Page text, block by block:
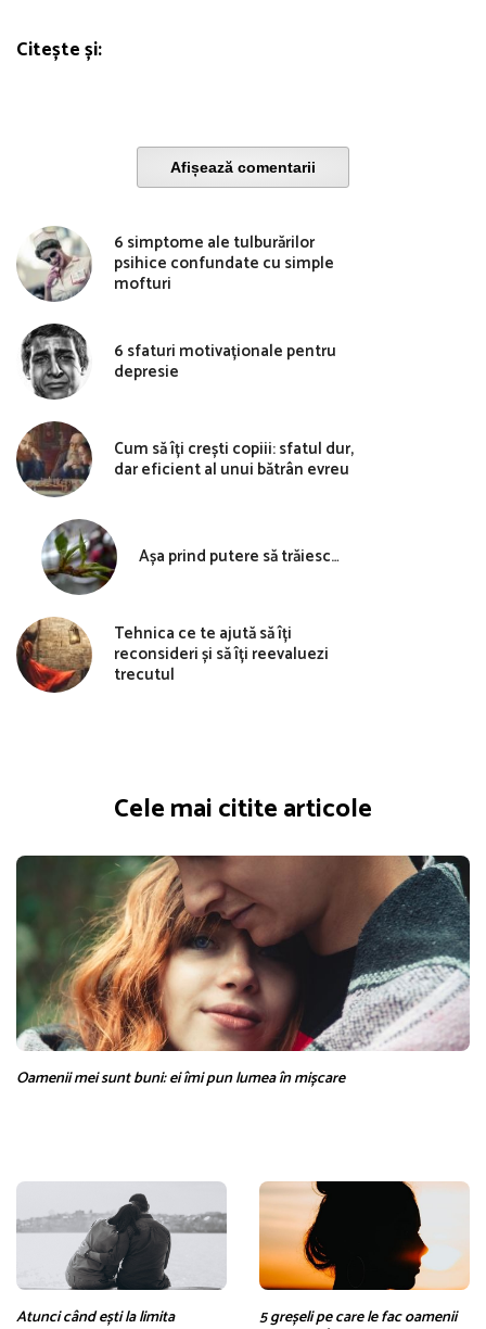
Citește și:
Afișează comentarii
6 simptome ale tulburărilor
psihice confundate cu simple
mofturi
6 sfaturi motivaționale pentru
depresie
Cum să îți crești copiii: sfatul dur,
dar eficient al unui bătrân evreu
Așa prind putere să trăiesc…
Tehnica ce te ajută să îți
reconsideri și să îți reevaluezi
trecutul
Cele mai citite articole
Oamenii mei sunt buni: ei îmi pun lumea în mișcare
Atunci când ești la limita
5 greșeli pe care le fac oamenii